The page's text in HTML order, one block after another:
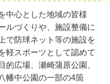
中心とした地域の皆様
ルづくりや、施設整備に
で防球ネット等の施設を
軽スポーツとして認めて
的広場、瀬崎蒲原公園、
幡中公園の一部の4箇